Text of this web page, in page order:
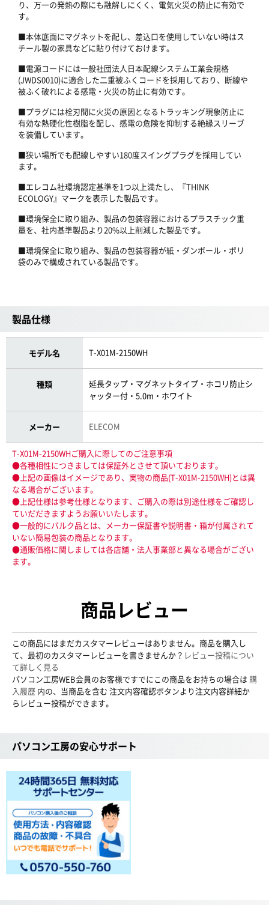
り、万一の発熱の際にも融解しにくく、電気火災の防止に有効で
す。
■本体底面にマグネットを配し、差込口を使用していない時はス
チール製の家具などに貼り付けておけます。
■電源コードには一般社団法人日本配線システム工業会規格
(JWDS0010)に適合した二重被ふくコードを採用しており、断線や
被ふく破れによる感電・火災の防止に有効です。
■プラグには栓刃間に火災の原因となるトラッキング現象防止に
有効な熱硬化性樹脂を配し、感電の危険を抑制する絶縁スリーブ
を装備しています。
■狭い場所でも配線しやすい180度スイングプラグを採用してい
ます。
■エレコム社環境認定基準を1つ以上満たし、『THINK
ECOLOGY』マークを表示した製品です。
■環境保全に取り組み、製品の包装容器におけるプラスチック重
量を、社内基準製品より20%以上削減した製品です。
■環境保全に取り組み、製品の包装容器が紙・ダンボール・ポリ
袋のみで構成されている製品です。
製品仕様
モデル名 T-X01M-2150WH
種類
延長タップ・マグネットタイプ・ホコリ防止シ
ャッター付・5.0m・ホワイト
メーカー ELECOM
T-X01M-2150WHご購入に際してのご注意事項
●各種相性につきましては保証外とさせて頂いております。
●上記の画像はイメージであり、実物の商品(T-X01M-2150WH)とは異
なる場合がございます。
●上記仕様は参考仕様となります、ご購入の際は別途仕様をご確認し
ていだだきますようお願いいたします。
●一般的にバルク品とは、メーカー保証書や説明書・箱が付属されて
いない簡易包装の商品となります。
●通販価格に関しましては各店舗・法人事業部と異なる場合がござい
ます。
商品レビュー
この商品にはまだカスタマーレビューはありません。商品を購入し
て、最初のカスタマーレビューを書きませんか？ レビュー投稿につい
て詳しく見る
パソコン工房WEB会員のお客様ですでにこの商品をお持ちの場合は 購
入履歴 内の、当商品を含む 注文内容確認ボタンより注文内容詳細か
らレビュー投稿ができます。
パソコン工房の安心サポート